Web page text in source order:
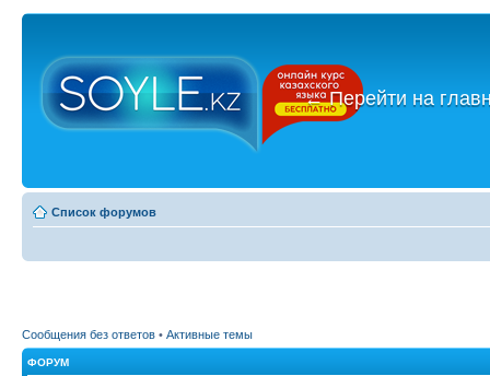
←Перейти на
Список форумов
Сообщения без ответов • Активные темы
ФОРУМ